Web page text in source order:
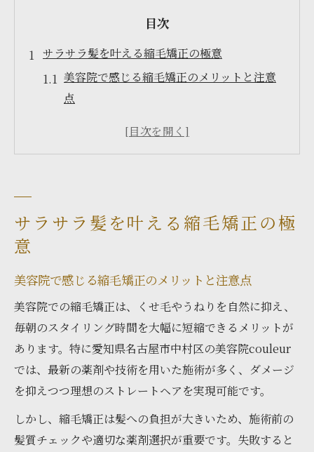
目次
サラサラ髪を叶える縮毛矯正の極意
美容院で感じる縮毛矯正のメリットと注意
点
髪質に合った美容院の縮毛矯正施術とは
縮毛矯正と美容院のカウンセリング重要性
美容院選びで重視すべき縮毛矯正の実績
美容院の口コミ評価と縮毛矯正の信頼性
美容院で自分に合う縮毛矯正を見つけるコ
ツ
美容院スタッフの技術力が縮毛矯正の決め
手
美容院のカウンセリングで差が出る縮毛矯
正
サラサラ髪を叶える縮毛矯正の極
意
美容院で感じる縮毛矯正のメリットと注意点
美容院での縮毛矯正は、くせ毛やうねりを自然に抑え、
毎朝のスタイリング時間を大幅に短縮できるメリットが
あります。特に愛知県名古屋市中村区の美容院couleur
では、最新の薬剤や技術を用いた施術が多く、ダメージ
を抑えつつ理想のストレートヘアを実現可能です。
しかし、縮毛矯正は髪への負担が大きいため、施術前の
髪質チェックや適切な薬剤選択が重要です。失敗すると